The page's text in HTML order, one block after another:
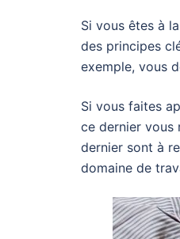
Si vous êtes à
des principes
exemple, vous
Si vous faites
ce dernier vous
dernier sont à
domaine de